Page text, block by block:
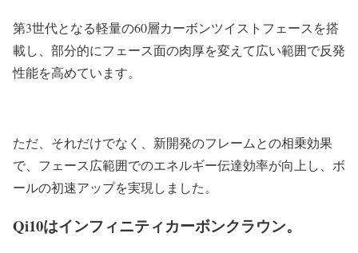
第3世代となる軽量の60層カーボンツイストフェースを搭
載し、部分的にフェース面の肉厚を変えて広い範囲で反発
性能を高めています。
ただ、それだけでなく、新開発のフレームとの相乗効果
で、フェース広範囲でのエネルギー伝達効率が向上し、ボ
ールの初速アップを実現しました。
Qi10はインフィニティカーボンクラウン。